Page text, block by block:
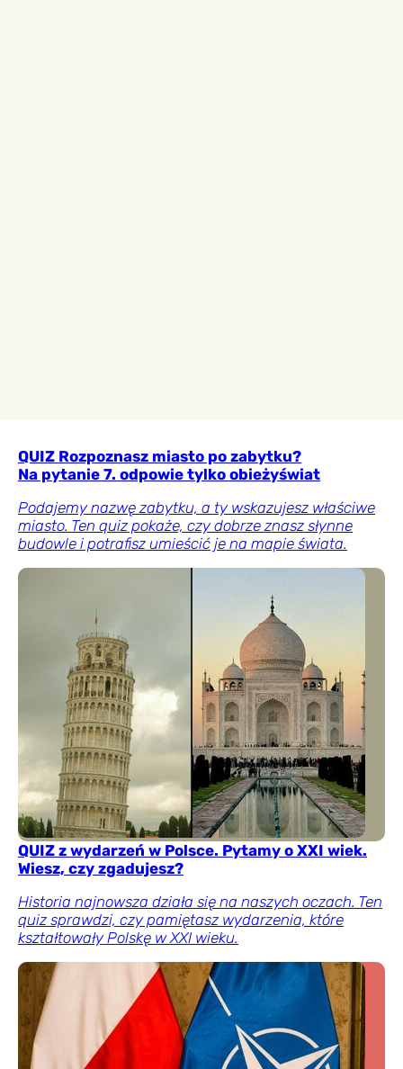
QUIZ Rozpoznasz miasto po zabytku?
Na pytanie 7. odpowie tylko obieżyświat
Podajemy nazwę zabytku, a ty wskazujesz właściwe
miasto. Ten quiz pokaże, czy dobrze znasz słynne
budowle i potrafisz umieścić je na mapie świata.
QUIZ z wydarzeń w Polsce. Pytamy o XXI wiek.
Wiesz, czy zgadujesz?
Historia najnowsza działa się na naszych oczach. Ten
quiz sprawdzi, czy pamiętasz wydarzenia, które
kształtowały Polskę w XXI wieku.